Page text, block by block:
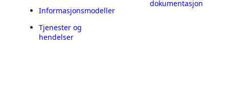
Informasjonsmodeller
Tjenester og
hendelser
dokumentasjon